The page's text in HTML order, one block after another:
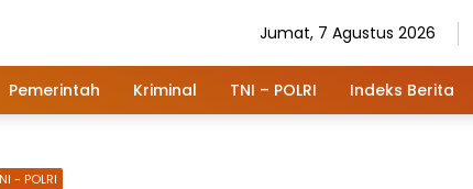
Jumat, 7 Agustus 2026
Pemerintah Kriminal TNI – POLRI Indeks Berita
- POLRI